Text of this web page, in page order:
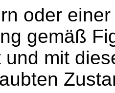
oder
gemäß
und mit